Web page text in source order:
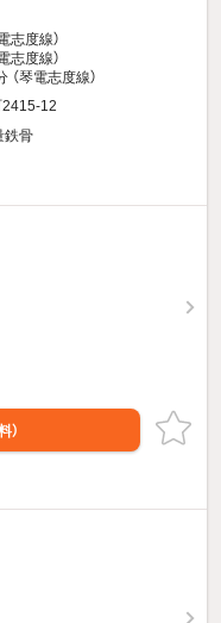
志度線）
志度線）
（琴電志度線）
12
鉄骨
）